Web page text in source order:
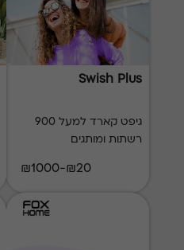
Swish Plus
גיפט קארד למעל 900
רשתות ומותגים
₪20-₪1000